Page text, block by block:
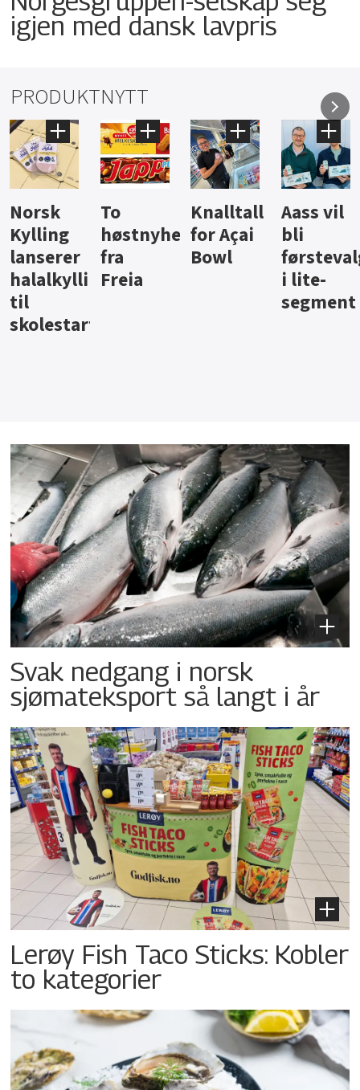
igjen med dansk lavpris
PRODUKTNYTT
Knalltall
for Açai
Bowl
Aass vil
bli
førstevalg
i lite-
Brus og
jus fra
Berentsen
Hard
iste fra
Hansa
Svak nedgang i norsk
sjømateksport så langt i år
Lerøy Fish Taco Sticks: Kobler
to kategorier